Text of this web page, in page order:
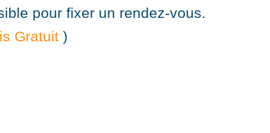
pour fixer un rendez-vous.
Gratuit )